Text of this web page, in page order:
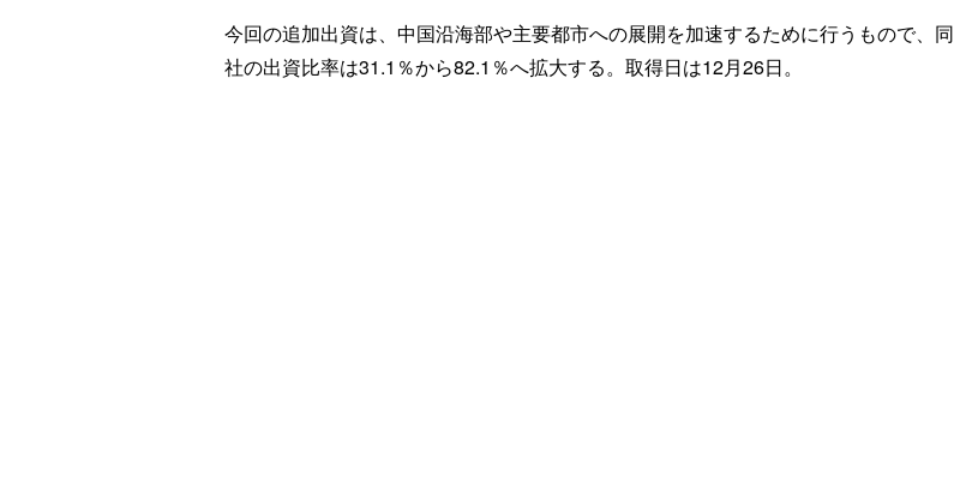
今回の追加出資は、中国沿海部や主要都市への展開を加速するために行うもので、同
社の出資比率は31.1％から82.1％へ拡大する。取得日は12月26日。